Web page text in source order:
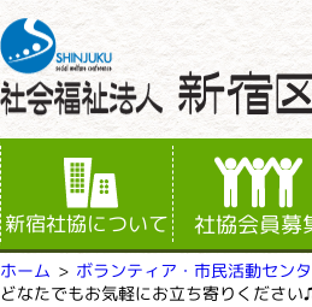
新宿社協について 社協会員募
ホーム ボランティア・市民活動セン
どなたでもお気軽にお立ち寄りくださ